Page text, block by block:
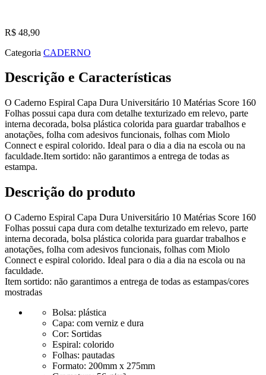
R$ 48,90
Categoria CADERNO
Descrição e Características
O Caderno Espiral Capa Dura Universitário 10 Matérias Score 160
Folhas possui capa dura com detalhe texturizado em relevo, parte
interna decorada, bolsa plástica colorida para guardar trabalhos e
anotações, folha com adesivos funcionais, folhas com Miolo
Connect e espiral colorido. Ideal para o dia a dia na escola ou na
faculdade.Item sortido: não garantimos a entrega de todas as
estampa.
Descrição do produto
O Caderno Espiral Capa Dura Universitário 10 Matérias Score 160
Folhas possui capa dura com detalhe texturizado em relevo, parte
interna decorada, bolsa plástica colorida para guardar trabalhos e
anotações, folha com adesivos funcionais, folhas com Miolo
Connect e espiral colorido. Ideal para o dia a dia na escola ou na
faculdade.
Item sortido: não garantimos a entrega de todas as estampas/cores
mostradas
Bolsa: plástica
Capa: com verniz e dura
Cor: Sortidas
Espiral: colorido
Folhas: pautadas
Formato: 200mm x 275mm